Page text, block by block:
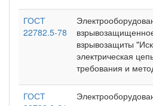
ГОСТ
22782.5-78
взрывозащиты
электрическая
требования и
ГОСТ